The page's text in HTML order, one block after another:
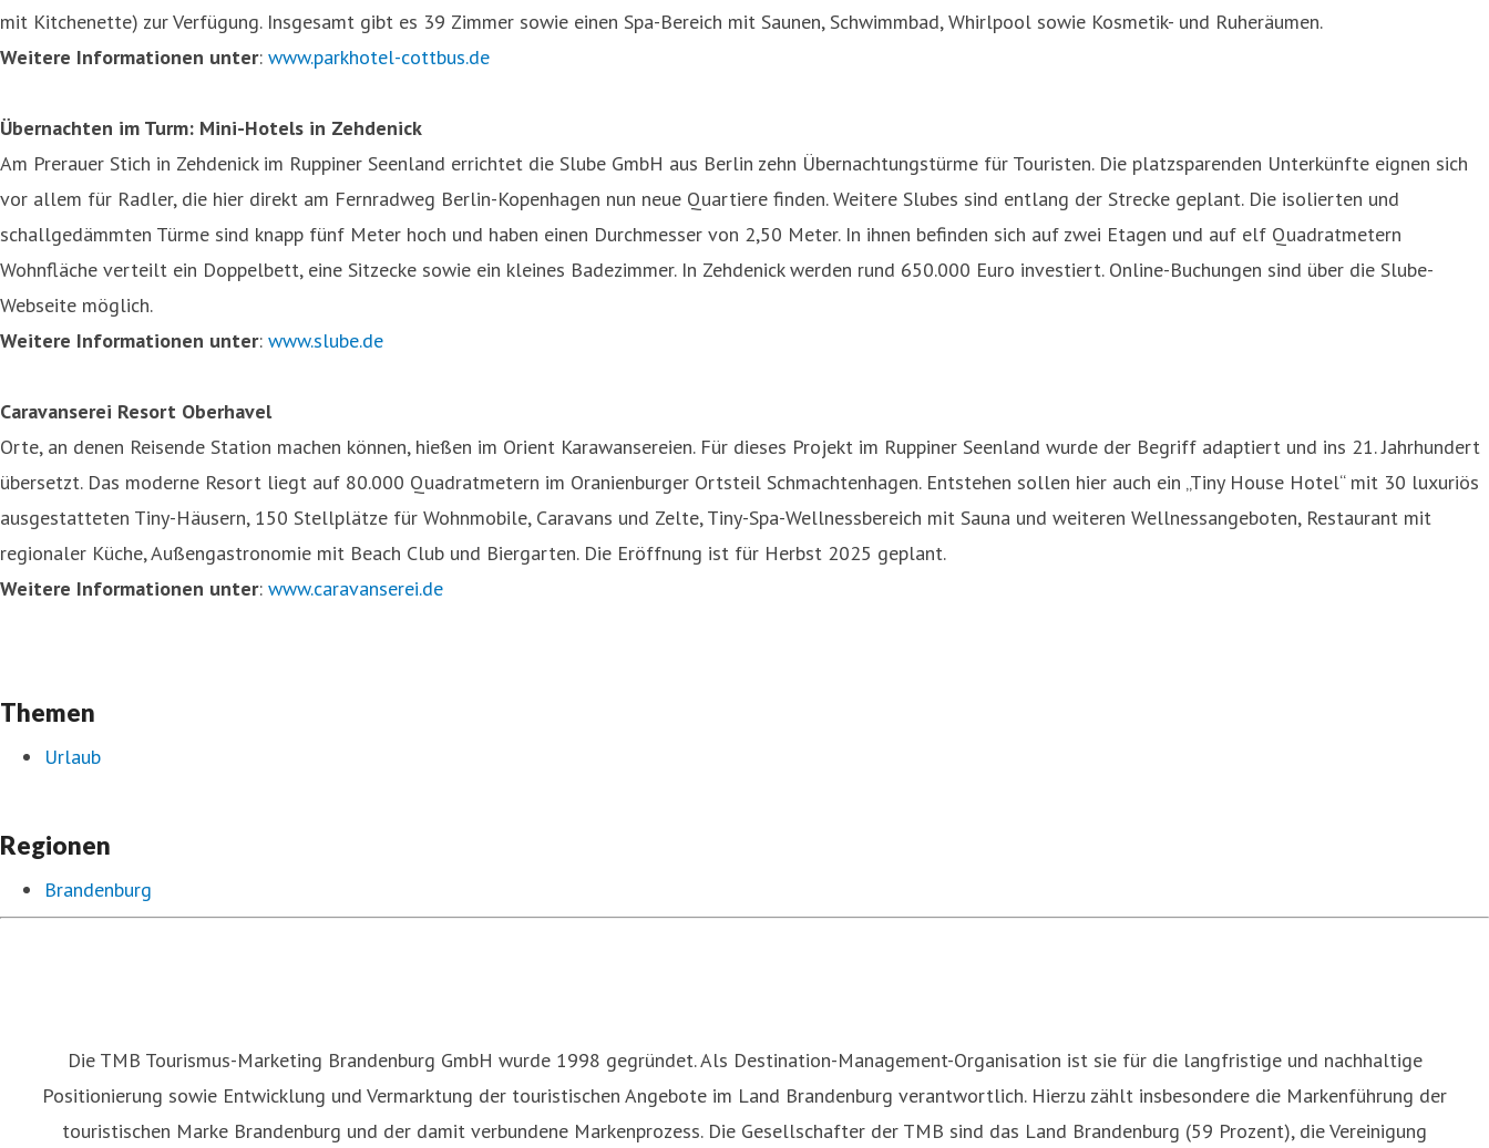
mit Kitchenette) zur Verfügung. Insgesamt gibt es 39 Zimmer sowie einen Spa-Bereich mit Saunen, Schwimmbad, Whirlpool sowie Kosmetik- und Ruheräumen.
Weitere Informationen unter: www.parkhotel-cottbus.de
Übernachten im Turm: Mini-Hotels in Zehdenick
Am Prerauer Stich in Zehdenick im Ruppiner Seenland errichtet die Slube GmbH aus Berlin zehn Übernachtungstürme für Touristen. Die platzsparenden Unterkünfte eignen sich
vor allem für Radler, die hier direkt am Fernradweg Berlin-Kopenhagen nun neue Quartiere finden. Weitere Slubes sind entlang der Strecke geplant. Die isolierten und
schallgedämmten Türme sind knapp fünf Meter hoch und haben einen Durchmesser von 2,50 Meter. In ihnen befinden sich auf zwei Etagen und auf elf Quadratmetern
Wohnfläche verteilt ein Doppelbett, eine Sitzecke sowie ein kleines Badezimmer. In Zehdenick werden rund 650.000 Euro investiert. Online-Buchungen sind über die Slube-
Webseite möglich.
Weitere Informationen unter: www.slube.de
Caravanserei Resort Oberhavel
Orte, an denen Reisende Station machen können, hießen im Orient Karawansereien. Für dieses Projekt im Ruppiner Seenland wurde der Begriff adaptiert und ins 21. Jahrhundert
übersetzt. Das moderne Resort liegt auf 80.000 Quadratmetern im Oranienburger Ortsteil Schmachtenhagen. Entstehen sollen hier auch ein „Tiny House Hotel“ mit 30 luxuriös
ausgestatteten Tiny-Häusern, 150 Stellplätze für Wohnmobile, Caravans und Zelte, Tiny-Spa-Wellnessbereich mit Sauna und weiteren Wellnessangeboten, Restaurant mit
regionaler Küche, Außengastronomie mit Beach Club und Biergarten. Die Eröffnung ist für Herbst 2025 geplant.
Weitere Informationen unter: www.caravanserei.de
Themen
Urlaub
Regionen
Brandenburg
Die TMB Tourismus-Marketing Brandenburg GmbH wurde 1998 gegründet. Als Destination-Management-Organisation ist sie für die langfristige und nachhaltige
Positionierung sowie Entwicklung und Vermarktung der touristischen Angebote im Land Brandenburg verantwortlich. Hierzu zählt insbesondere die Markenführung der
touristischen Marke Brandenburg und der damit verbundene Markenprozess. Die Gesellschafter der TMB sind das Land Brandenburg (59 Prozent), die Vereinigung